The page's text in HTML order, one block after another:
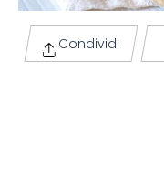
Condividi